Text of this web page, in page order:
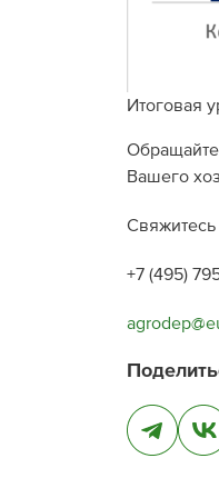
Итоговая
Вашего
+7 (495)